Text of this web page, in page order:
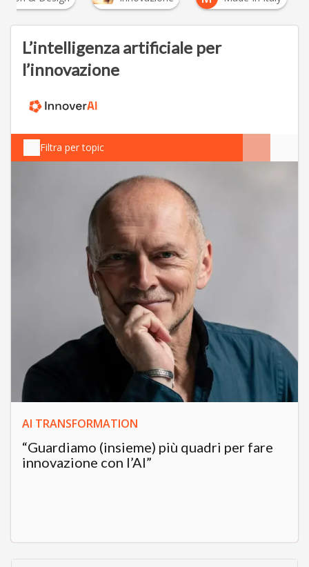
L’intelligenza artificiale per
l’innovazione
Filtra per topic
AI TRANSFORMATION
“Guardiamo (insieme) più quadri per fare
innovazione con l’AI”